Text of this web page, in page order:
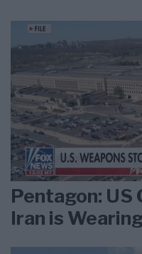
Pentagon:
Iran is